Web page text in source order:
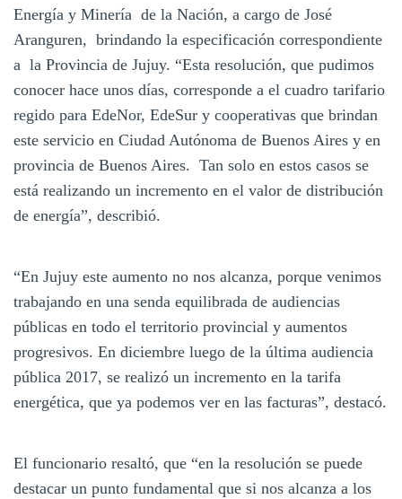
Energía y Minería de la Nación, a cargo de José
Aranguren, brindando la especificación correspondiente
a la Provincia de Jujuy. “Esta resolución, que pudimos
conocer hace unos días, corresponde a el cuadro tarifario
regido para EdeNor, EdeSur y cooperativas que brindan
este servicio en Ciudad Autónoma de Buenos Aires y en
provincia de Buenos Aires. Tan solo en estos casos se
está realizando un incremento en el valor de distribución
de energía”, describió.
“En Jujuy este aumento no nos alcanza, porque venimos
trabajando en una senda equilibrada de audiencias
públicas en todo el territorio provincial y aumentos
progresivos. En diciembre luego de la última audiencia
pública 2017, se realizó un incremento en la tarifa
energética, que ya podemos ver en las facturas”, destacó.
El funcionario resaltó, que “en la resolución se puede
destacar un punto fundamental que si nos alcanza a los